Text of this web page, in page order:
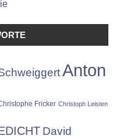
Anton
Fricker Christoph Leisten
David